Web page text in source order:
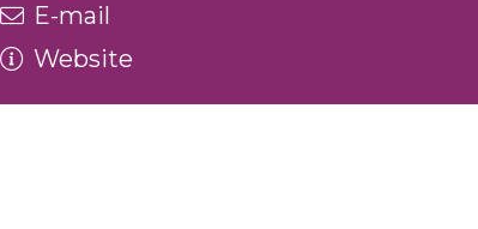
E-mail
Website